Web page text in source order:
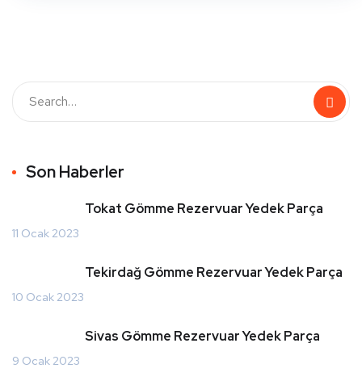
Son Haberler
Tokat Gömme Rezervuar Yedek Parça
11 Ocak 2023
Tekirdağ Gömme Rezervuar Yedek Parça
10 Ocak 2023
Sivas Gömme Rezervuar Yedek Parça
9 Ocak 2023